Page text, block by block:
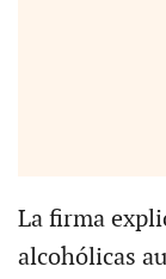
La firma
alcohólicas